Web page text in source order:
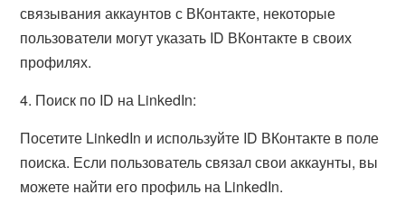
связывания аккаунтов с ВКонтакте, некоторые
пользователи могут указать ID ВКонтакте в своих
профилях.
4. Поиск по ID на LinkedIn:
Посетите LinkedIn и используйте ID ВКонтакте в поле
поиска. Если пользователь связал свои аккаунты, вы
можете найти его профиль на LinkedIn.